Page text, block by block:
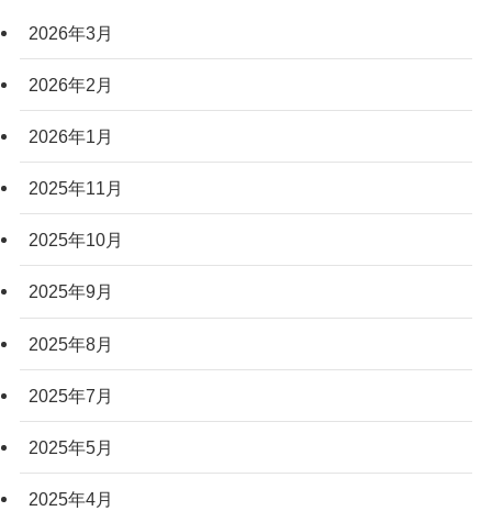
2026年3月
2026年2月
2026年1月
2025年11月
2025年10月
2025年9月
2025年8月
2025年7月
2025年5月
2025年4月